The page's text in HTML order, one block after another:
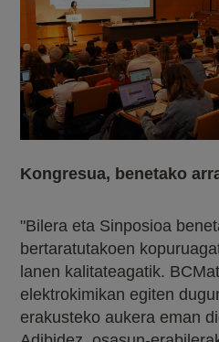
Kongresua, benetako
"Bilera eta Sinposioa
bertaratutakoen
lanen kalitateagatik.
elektrokimikan egiten
erakusteko aukera eman